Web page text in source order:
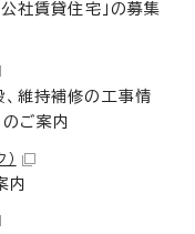
公社賃貸住宅」の募集
、維持補修の工事情
のご案内
内